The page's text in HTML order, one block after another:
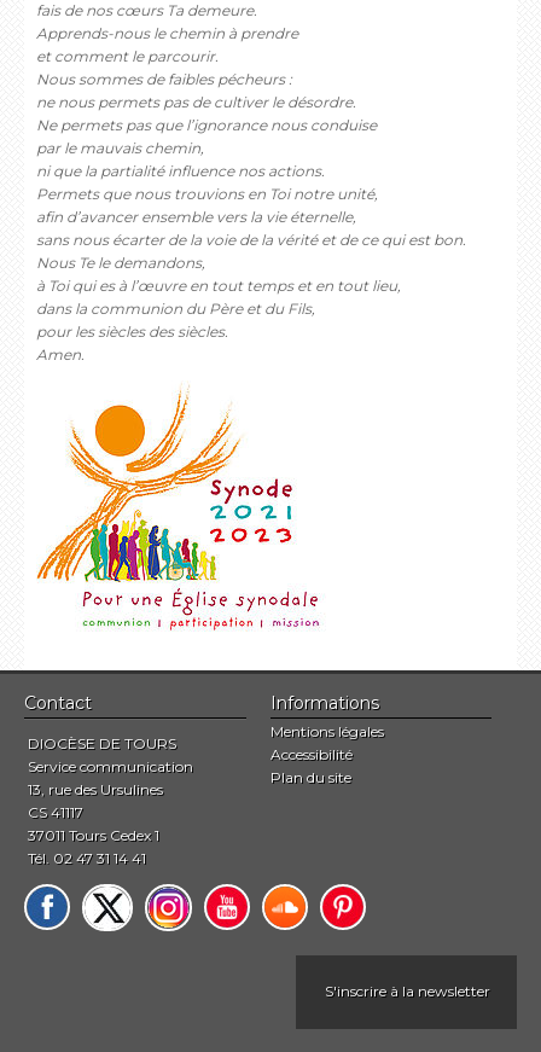
fais de nos cœurs Ta demeure.
Apprends-nous le chemin à prendre
et comment le parcourir.
Nous sommes de faibles pécheurs :
ne nous permets pas de cultiver le désordre.
Ne permets pas que l’ignorance nous conduise
par le mauvais chemin,
ni que la partialité influence nos actions.
Permets que nous trouvions en Toi notre unité,
afin d’avancer ensemble vers la vie éternelle,
sans nous écarter de la voie de la vérité et de ce qui est bon.
Nous Te le demandons,
à Toi qui es à l’œuvre en tout temps et en tout lieu,
dans la communion du Père et du Fils,
pour les siècles des siècles.
Amen.
Contact
DIOCÈSE DE TOURS
Service communication
13, rue des Ursulines
CS 41117
37011 Tours Cedex 1
Tél. 02 47 31 14 41
Informations
Mentions légales
Accessibilité
Plan du site
S'inscrire à la newsletter